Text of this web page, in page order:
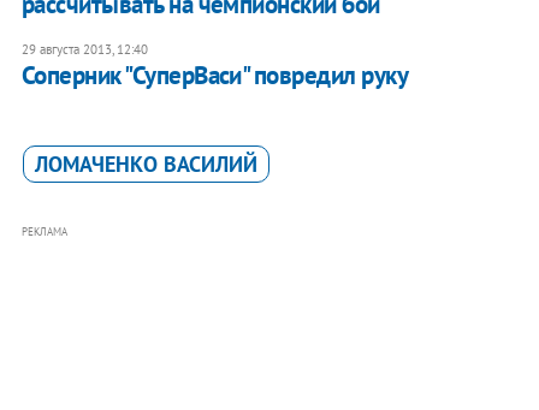
29 августа 2013, 12:40
Соперник "СуперВаси" повредил руку
ЛОМАЧЕНКО ВАСИЛИЙ
РЕКЛАМА